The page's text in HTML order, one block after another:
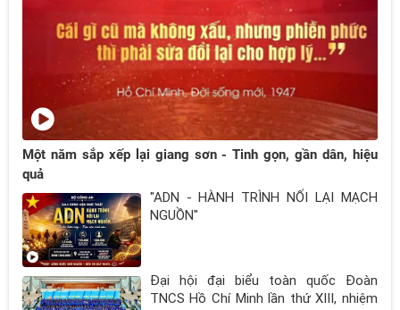
Một năm sắp xếp lại giang sơn - Tinh gọn, gần dân, hiệu
quả
"ADN - HÀNH TRÌNH NỐI LẠI MẠCH
NGUỒN"
Đại hội đại biểu toàn quốc Đoàn
TNCS Hồ Chí Minh lần thứ XIII, nhiệm